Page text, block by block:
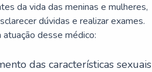
da vida das meninas e mulheres,
dúvidas e realizar exames.
desse médico:
das características sexuais